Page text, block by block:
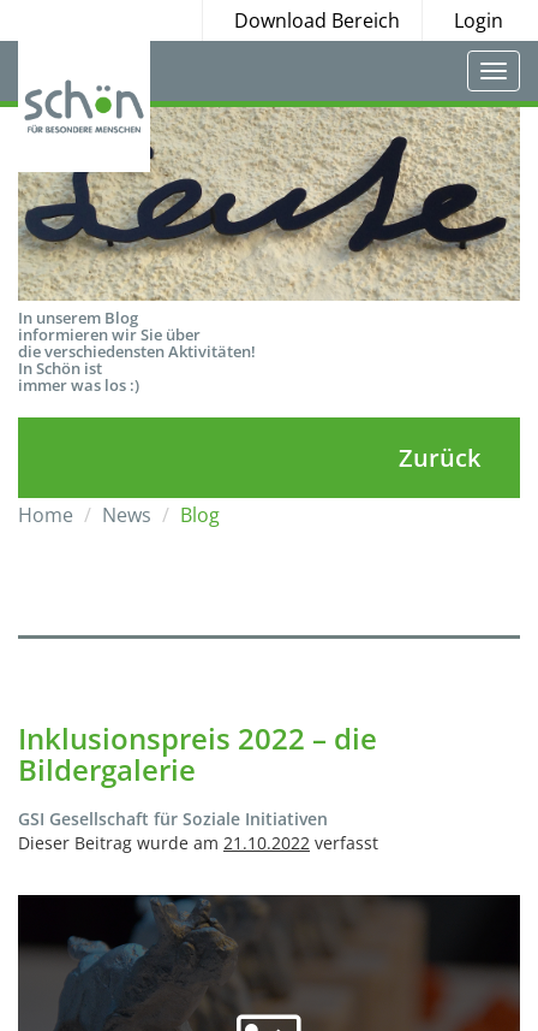
Download Bereich Login
In unserem Blog
informieren wir Sie über
die verschiedensten Aktivitäten!
In Schön ist
immer was los :)
Zurück
Home News Blog
Inklusionspreis 2022 – die
Bildergalerie
GSI Gesellschaft für Soziale Initiativen
Dieser Beitrag wurde am 21.10.2022 verfasst